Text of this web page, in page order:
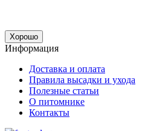
Хорошо
Информация
Доставка и оплата
Правила высадки и ухода
Полезные статьи
О питомнике
Контакты